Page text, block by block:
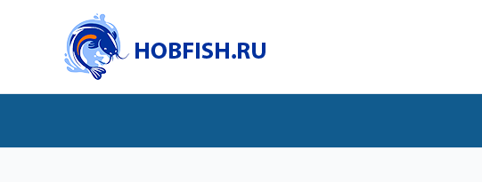
содержимому